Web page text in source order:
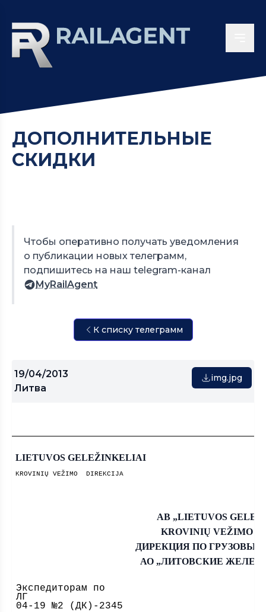
ДОПОЛНИТЕЛЬНЫЕ
СКИДКИ
Чтобы оперативно получать уведомления
о публикации новых телеграмм,
подпишитесь на наш telegram-канал
MyRailAgent
К списку телеграмм
19/04/2013
Литва
img.jpg
LIETUVOS GELEŽINKELIAI
KROVINIŲ VEŽIMO DIREKCIJA
AB „LIETUVOS
KROVINIŲ VEŽIMO
ДИРЕКЦИЯ ПО
АО „ЛИТОВСКИЕ
Экспедиторам по
ЛГ
04-19 №2 (ДК)-2345